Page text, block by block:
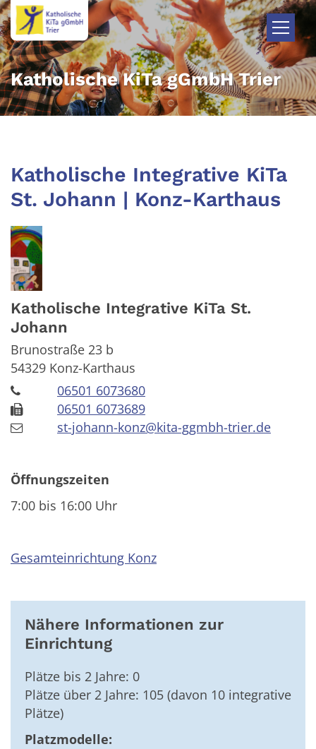
Zum Inhalt springen
Katholische KiTa gGmbH Trier
Katholische Integrative KiTa
St. Johann | Konz-Karthaus
Katholische Integrative KiTa St.
Johann
Brunostraße 23 b
54329 Konz-Karthaus
06501 6073680
06501 6073689
st-johann-konz@kita-ggmbh-trier.de
Öffnungszeiten
7:00 bis 16:00 Uhr
Gesamteinrichtung Konz
Nähere Informationen zur
Einrichtung
Plätze bis 2 Jahre: 0
Plätze über 2 Jahre: 105 (davon 10 integrative
Plätze)
Platzmodelle: